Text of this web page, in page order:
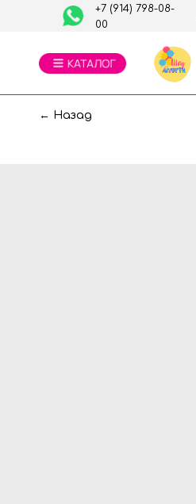
+7 (914) 798-08-
00
← Назад